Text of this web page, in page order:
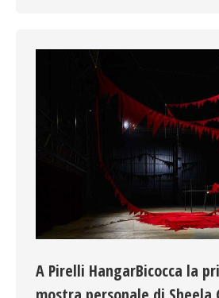
A Pirelli HangarBicocca la